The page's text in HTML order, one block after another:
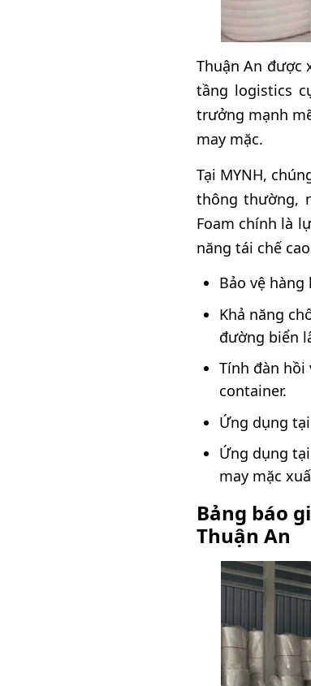
Thuận An được
tầng logistics
trưởng mạnh
may mặc.
Tại MYNH,
thông thường,
Foam chính là
năng tái chế
Bảo vệ
Khả năng
đường biển
Tính đàn
container.
Ứng dụng
Ứng dụng
may mặc
Bảng báo
Thuận An